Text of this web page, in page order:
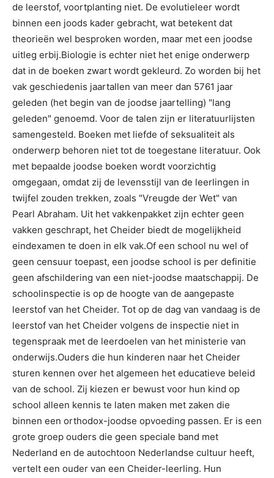
de leerstof, voortplanting niet. De evolutieleer wordt
binnen een joods kader gebracht, wat betekent dat
theorieën wel besproken worden, maar met een joodse
uitleg erbij.Biologie is echter niet het enige onderwerp
dat in de boeken zwart wordt gekleurd. Zo worden bij het
vak geschiedenis jaartallen van meer dan 5761 jaar
geleden (het begin van de joodse jaartelling) "lang
geleden" genoemd. Voor de talen zijn er literatuurlijsten
samengesteld. Boeken met liefde of seksualiteit als
onderwerp behoren niet tot de toegestane literatuur. Ook
met bepaalde joodse boeken wordt voorzichtig
omgegaan, omdat zij de levensstijl van de leerlingen in
twijfel zouden trekken, zoals "Vreugde der Wet" van
Pearl Abraham. Uit het vakkenpakket zijn echter geen
vakken geschrapt, het Cheider biedt de mogelijkheid
eindexamen te doen in elk vak.Of een school nu wel of
geen censuur toepast, een joodse school is per definitie
geen afschildering van een niet-joodse maatschappij. De
schoolinspectie is op de hoogte van de aangepaste
leerstof van het Cheider. Tot op de dag van vandaag is de
leerstof van het Cheider volgens de inspectie niet in
tegenspraak met de leerdoelen van het ministerie van
onderwijs.Ouders die hun kinderen naar het Cheider
sturen kennen over het algemeen het educatieve beleid
van de school. Zij kiezen er bewust voor hun kind op
school alleen kennis te laten maken met zaken die
binnen een orthodox-joodse opvoeding passen. Er is een
grote groep ouders die geen speciale band met
Nederland en de autochtoon Nederlandse cultuur heeft,
vertelt een ouder van een Cheider-leerling. Hun